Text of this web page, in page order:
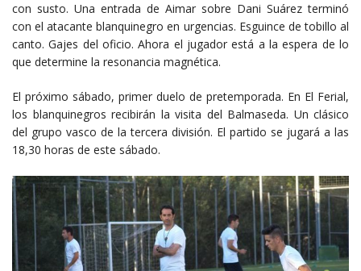
con susto. Una entrada de Aimar sobre Dani Suárez terminó
con el atacante blanquinegro en urgencias. Esguince de tobillo al
canto. Gajes del oficio. Ahora el jugador está a la espera de lo
que determine la resonancia magnética.
El próximo sábado, primer duelo de pretemporada. En El Ferial,
los blanquinegros recibirán la visita del Balmaseda. Un clásico
del grupo vasco de la tercera división. El partido se jugará a las
18,30 horas de este sábado.